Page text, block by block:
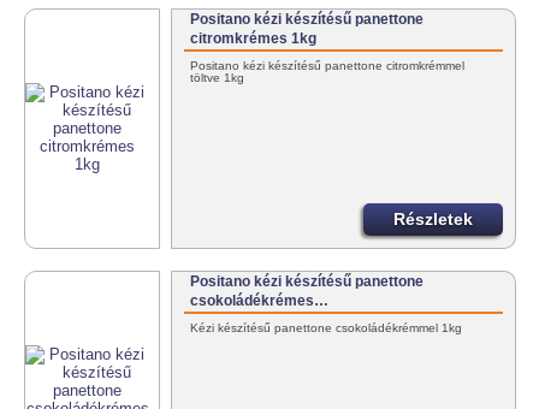
Positano kézi készítésű panettone
citromkrémes 1kg
Positano kézi készítésű panettone citromkrémmel
töltve 1kg
Részletek
Positano kézi készítésű panettone
csokoládékrémes…
Kézi készítésű panettone csokoládékrémmel 1kg